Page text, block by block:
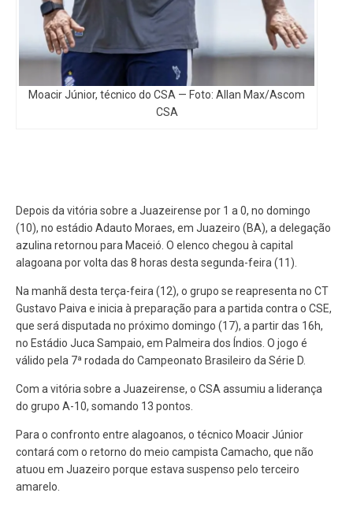
Moacir Júnior, técnico do CSA — Foto: Allan Max/Ascom
CSA
Depois da vitória sobre a Juazeirense por 1 a 0, no domingo
(10), no estádio Adauto Moraes, em Juazeiro (BA), a delegação
azulina retornou para Maceió. O elenco chegou à capital
alagoana por volta das 8 horas desta segunda-feira (11).
Na manhã desta terça-feira (12), o grupo se reapresenta no CT
Gustavo Paiva e inicia à preparação para a partida contra o CSE,
que será disputada no próximo domingo (17), a partir das 16h,
no Estádio Juca Sampaio, em Palmeira dos Índios. O jogo é
válido pela 7ª rodada do Campeonato Brasileiro da Série D.
Com a vitória sobre a Juazeirense, o CSA assumiu a liderança
do grupo A-10, somando 13 pontos.
Para o confronto entre alagoanos, o técnico Moacir Júnior
contará com o retorno do meio campista Camacho, que não
atuou em Juazeiro porque estava suspenso pelo terceiro
amarelo.